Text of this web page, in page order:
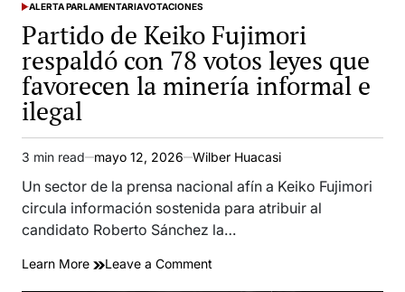
POSTED
IN
ALERTA PARLAMENTARIAVOTACIONES
Partido de Keiko Fujimori
respaldó con 78 votos leyes que
favorecen la minería informal e
ilegal
Estimated
read
time
3 min read mayo 12, 2026 Wilber Huacasi
Un sector de la prensa nacional afín a Keiko Fujimori
circula información sostenida para atribuir al
candidato Roberto Sánchez la…
Learn More Leave a Comment